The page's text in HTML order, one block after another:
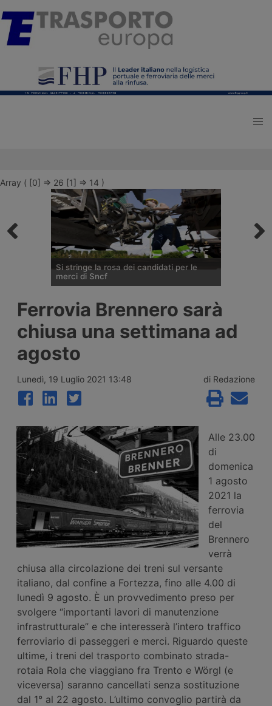
Array ( [0] => 26 [1] => 14 )
Si stringe la rosa dei candidati per le
merci di Sncf
di minoranza in Rail Logistics Europe, la
divisione ferroviaria merci di Sncf. Restano
in campo Ep Group di Daniel Křetínský, la
tedesca Rhenus e un fondo d’investimento
non ancora identificato.
Ferrovia Brennero sarà
chiusa una settimana ad
agosto
Lunedì, 19 Luglio 2021 13:48 di Redazione
Alle 23.00
di
domenica
1 agosto
2021 la
ferrovia
del
Brennero
verrà
chiusa alla circolazione dei treni sul versante
italiano, dal confine a Fortezza, fino alle 4.00 di
lunedì 9 agosto. È un provvedimento preso per
svolgere “importanti lavori di manutenzione
infrastrutturale” e che interesserà l’intero traffico
ferroviario di passeggeri e merci. Riguardo queste
ultime, i treni del trasporto combinato strada-
rotaia Rola che viaggiano fra Trento e Wörgl (e
viceversa) saranno cancellati senza sostituzione
dal 1° al 22 agosto. L’ultimo convoglio partirà da